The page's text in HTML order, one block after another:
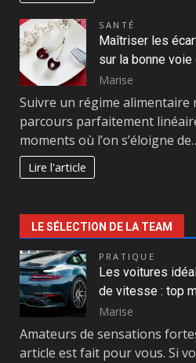
SANTÉ
Maîtriser les
sur la bonne
Marise
Suivre un régime alimentaire
parcours parfaitement
moments où l’on s’éloigne
Lire l'article
LE SÉLECTION DE LA TEAM
PRATIQUE
Les voitures
de vitesse : top
Marise
Amateurs de sensations
article est fait pour vous. Si